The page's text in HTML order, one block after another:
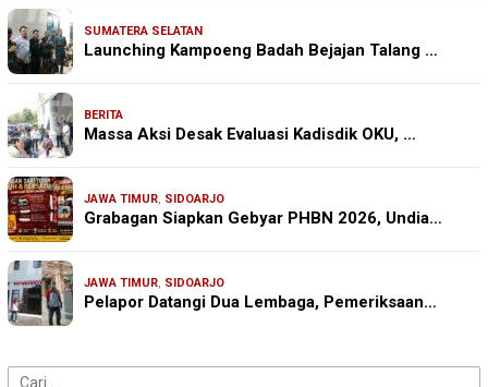
SUMATERA SELATAN
Launching Kampoeng Badah Bejajan Talang …
BERITA
Massa Aksi Desak Evaluasi Kadisdik OKU, …
JAWA TIMUR, SIDOARJO
Grabagan Siapkan Gebyar PHBN 2026, Undia…
JAWA TIMUR, SIDOARJO
Pelapor Datangi Dua Lembaga, Pemeriksaan…
Cari